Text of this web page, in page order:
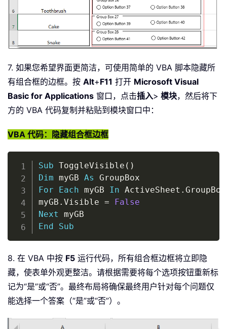
7. 如果您希望界面更简洁，可使用简单的 VBA 脚本隐藏所
有组合框的边框。按 Alt+F11 打开 Microsoft Visual
Basic for Applications 窗口，点击插入> 模块，然后将下
方的 VBA 代码复制并粘贴到模块窗口中：
VBA 代码：隐藏组合框边框
Sub ToggleVisible ( )
Dim myGB As
For
Each myGB In ActiveSheet .
myGB . Visible =
False
Next
End
Sub
8. 在 VBA 中按 F5 运行代码，所有组合框边框将立即隐
藏，使表单外观更整洁。请根据需要将每个选项按钮重新标
记为“是”或“否”。最终布局将确保最终用户针对每个问题仅
能选择一个答案（“是”或“否”）。